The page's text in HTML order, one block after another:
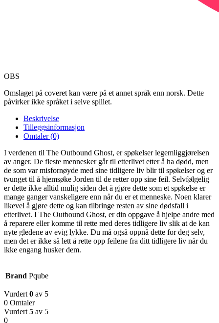
OBS
Omslaget på coveret kan være på et annet språk enn norsk. Dette
påvirker ikke språket i selve spillet.
Beskrivelse
Tilleggsinformasjon
Omtaler (0)
I verdenen til The Outbound Ghost, er spøkelser legemliggjørelsen
av anger. De fleste mennesker går til etterlivet etter å ha dødd, men
de som var misfornøyde med sine tidligere liv blir til spøkelser og er
tvunget til å hjemsøke Jorden til de retter opp sine feil. Selvfølgelig
er dette ikke alltid mulig siden det å gjøre dette som et spøkelse er
mange ganger vanskeligere enn når du er et menneske. Noen klarer
likevel å gjøre dette og kan tilbringe resten av sine dødsfall i
etterlivet. I The Outbound Ghost, er din oppgave å hjelpe andre med
å reparere eller komme til rette med deres tidligere liv slik at de kan
nyte gledene av evig lykke. Du må også oppnå dette for deg selv,
men det er ikke så lett å rette opp feilene fra ditt tidligere liv når du
ikke engang husker dem.
Brand Pqube
Vurdert 0 av 5
0 Omtaler
Vurdert 5 av 5
0